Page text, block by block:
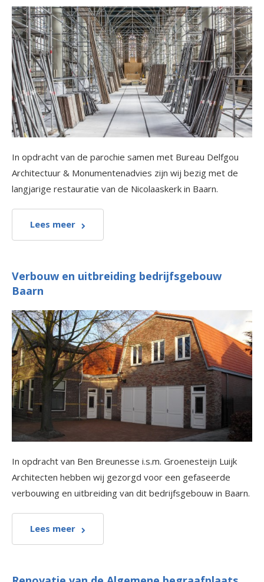
In opdracht van de parochie samen met Bureau Delfgou
Architectuur & Monumentenadvies zijn wij bezig met de
langjarige restauratie van de Nicolaaskerk in Baarn.
Lees meer
Verbouw en uitbreiding bedrijfsgebouw
Baarn
In opdracht van Ben Breunesse i.s.m. Groenesteijn Luijk
Architecten hebben wij gezorgd voor een gefaseerde
verbouwing en uitbreiding van dit bedrijfsgebouw in Baarn.
Lees meer